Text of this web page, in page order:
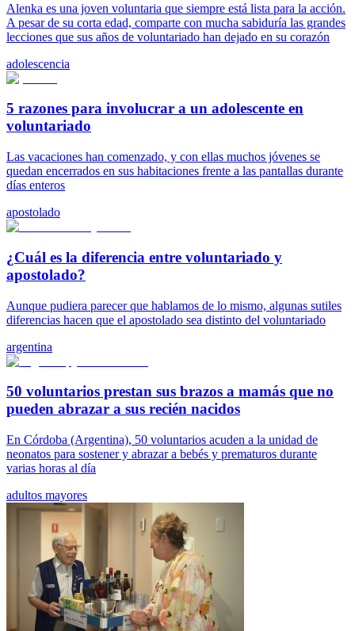
Alenka es una joven voluntaria que siempre está lista para la acción.
A pesar de su corta edad, comparte con mucha sabiduría las grandes
lecciones que sus años de voluntariado han dejado en su corazón
adolescencia
5 razones para involucrar a un adolescente en
voluntariado
Las vacaciones han comenzado, y con ellas muchos jóvenes se
quedan encerrados en sus habitaciones frente a las pantallas durante
días enteros
apostolado
¿Cuál es la diferencia entre voluntariado y
apostolado?
Aunque pudiera parecer que hablamos de lo mismo, algunas sutiles
diferencias hacen que el apostolado sea distinto del voluntariado
argentina
50 voluntarios prestan sus brazos a mamás que no
pueden abrazar a sus recién nacidos
En Córdoba (Argentina), 50 voluntarios acuden a la unidad de
neonatos para sostener y abrazar a bebés y prematuros durante
varias horas al día
adultos mayores